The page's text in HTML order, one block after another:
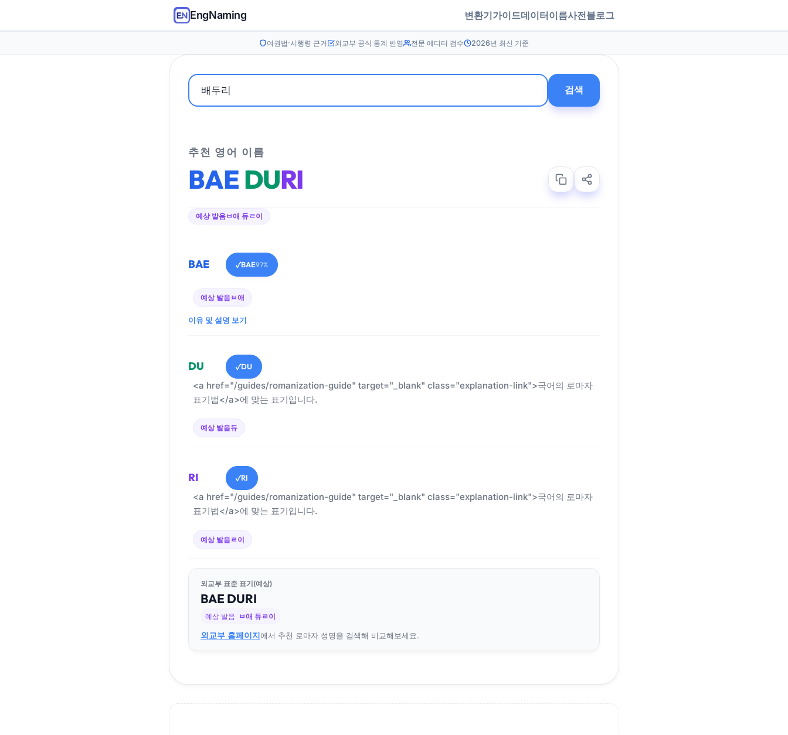
EngNaming 변환기가이드데이터이름사전블로그
여권법·시행령 근거 외교부 공식 통계 반영 전문 에디터 검수 2026년 최신 기준
검색
추천 영어 이름
BAE DURI
예상 발음ㅂ애 듀ㄹ이
BAE ✓BAE97%
예상 발음ㅂ애
이유 및 설명 보기
DU ✓DU
<a href="/guides/romanization-guide" target="_blank" class="explanation-link">국어의 로마자
표기법</a>에 맞는 표기입니다.
예상 발음듀
RI ✓RI
<a href="/guides/romanization-guide" target="_blank" class="explanation-link">국어의 로마자
표기법</a>에 맞는 표기입니다.
예상 발음ㄹ이
외교부 표준 표기(예상)
BAE DURI
예상 발음 ㅂ애 듀ㄹ이
외교부 홈페이지에서 추천 로마자 성명을 검색해 비교해보세요.